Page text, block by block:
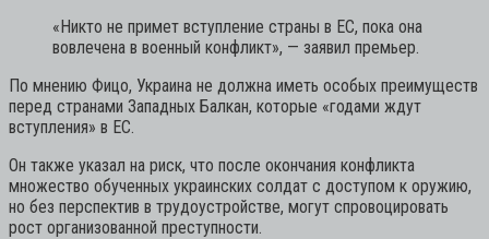
«Никто не примет вступление страны в ЕС, пока она
вовлечена в военный конфликт», — заявил премьер.
По мнению Фицо, Украина не должна иметь особых преимуществ
перед странами Западных Балкан, которые «годами ждут
вступления» в ЕС.
Он также указал на риск, что после окончания конфликта
множество обученных украинских солдат с доступом к оружию,
но без перспектив в трудоустройстве, могут спровоцировать
рост организованной преступности.